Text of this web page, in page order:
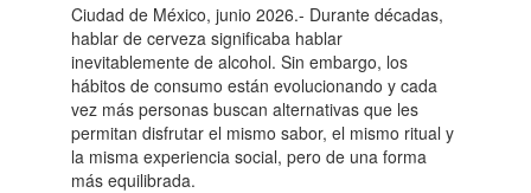
Ciudad de México, junio 2026.- Durante décadas,
hablar de cerveza significaba hablar
inevitablemente de alcohol. Sin embargo, los
hábitos de consumo están evolucionando y cada
vez más personas buscan alternativas que les
permitan disfrutar el mismo sabor, el mismo ritual y
la misma experiencia social, pero de una forma
más equilibrada.